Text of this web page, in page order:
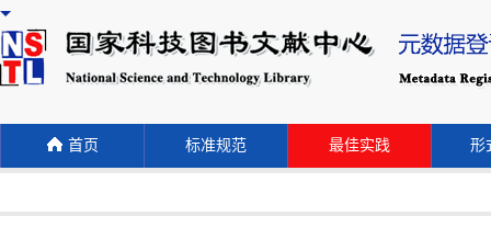
首页 标准规范 最佳实践 形